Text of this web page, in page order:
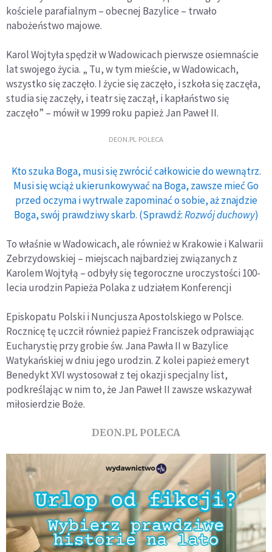
kościele parafialnym – obecnej Bazylice – trwało
nabożeństwo majowe.
Karol Wojtyła spędził w Wadowicach pierwsze osiemnaście
lat swojego życia. „ Tu, w tym mieście, w Wadowicach,
wszystko się zaczęło. I życie się zaczęło, i szkoła się zaczęła,
studia się zaczęły, i teatr się zaczął, i kapłaństwo się
zaczęło” – mówił w 1999 roku papież Jan Paweł II.
DEON.PL POLECA
Kto szuka Boga, musi się zwrócić całkowicie do wewnątrz.
Musi się wciąż ukierunkowywać na Boga, zawsze mieć Go
przed oczyma i wytrwale zapominać o sobie, aż znajdzie
Boga, swój prawdziwy skarb. (Sprawdź:Rozwój duchowy)
To właśnie w Wadowicach, ale również w Krakowie i Kalwarii
Zebrzydowskiej – miejscach najbardziej związanych z
Karolem Wojtyłą – odbyły się tegoroczne uroczystości 100-
lecia urodzin Papieża Polaka z udziałem Konferencji
Episkopatu Polski i Nuncjusza Apostolskiego w Polsce.
Rocznicę tę uczcił również papież Franciszek odprawiając
Eucharystię przy grobie św. Jana Pawła II w Bazylice
Watykańskiej w dniu jego urodzin. Z kolei papież emeryt
Benedykt XVI wystosował z tej okazji specjalny list,
podkreślając w nim to, że Jan Paweł II zawsze wskazywał
miłosierdzie Boże.
DEON.PL POLECA